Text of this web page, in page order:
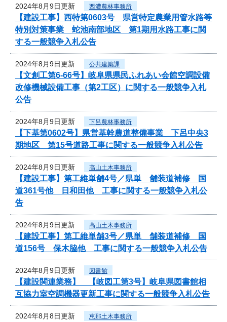
2024年8月9日更新 西濃農林事務所
【建設工事】西特第0603号 県営特定農業用管水路等
特別対策事業 蛇池南部地区 第1期用水路工事に関
する一般競争入札公告
2024年8月9日更新 公共建築課
【文創工第6-66号】岐阜県県民ふれあい会館空調設備
改修機械設備工事（第2工区）に関する一般競争入札
公告
2024年8月9日更新 下呂農林事務所
【下基第0602号】県営基幹農道整備事業 下呂中央3
期地区 第15号道路工事に関する一般競争入札公告
2024年8月9日更新 高山土木事務所
【建設工事】第工維単舗4号／県単 舗装道補修 国
道361号他 日和田他 工事に関する一般競争入札公
告
2024年8月9日更新 高山土木事務所
【建設工事】第工維単舗3号／県単 舗装道補修 国
道156号 保木脇他 工事に関する一般競争入札公告
2024年8月9日更新 図書館
【建設関連業務】 【岐図工第3号】岐阜県図書館相
互協力室空調機器更新工事に関する一般競争入札公告
2024年8月8日更新 恵那土木事務所